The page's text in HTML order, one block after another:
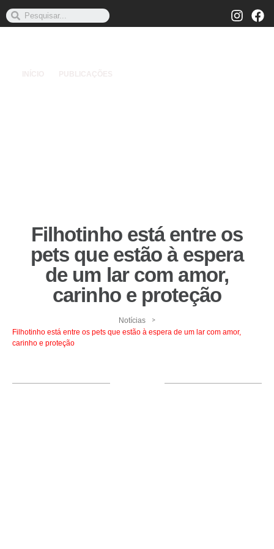
Filhotinho está entre os
pets que estão à espera
de um lar com amor,
carinho e proteção
Notícias >
Filhotinho está entre os pets que estão à espera de um lar com amor,
carinho e proteção